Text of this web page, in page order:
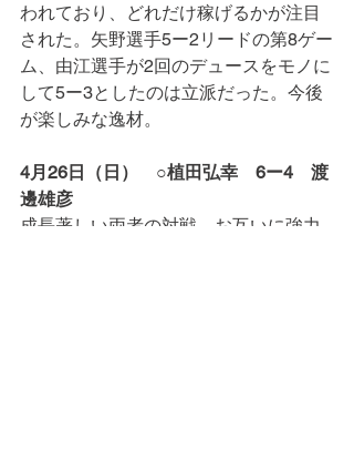
われており、どれだけ稼げるかが注目
された。矢野選手5ー2リードの第8ゲー
ム、由江選手が2回のデュースをモノに
して5ー3としたのは立派だった。今後
が楽しみな逸材。
4月26日（日）　○植田弘幸　6ー4　渡
邊雄彦
成長著しい両者の対戦。お互いに強力